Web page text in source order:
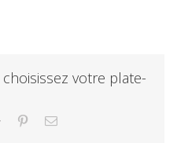
votre plate-
Google+PinterestEmail